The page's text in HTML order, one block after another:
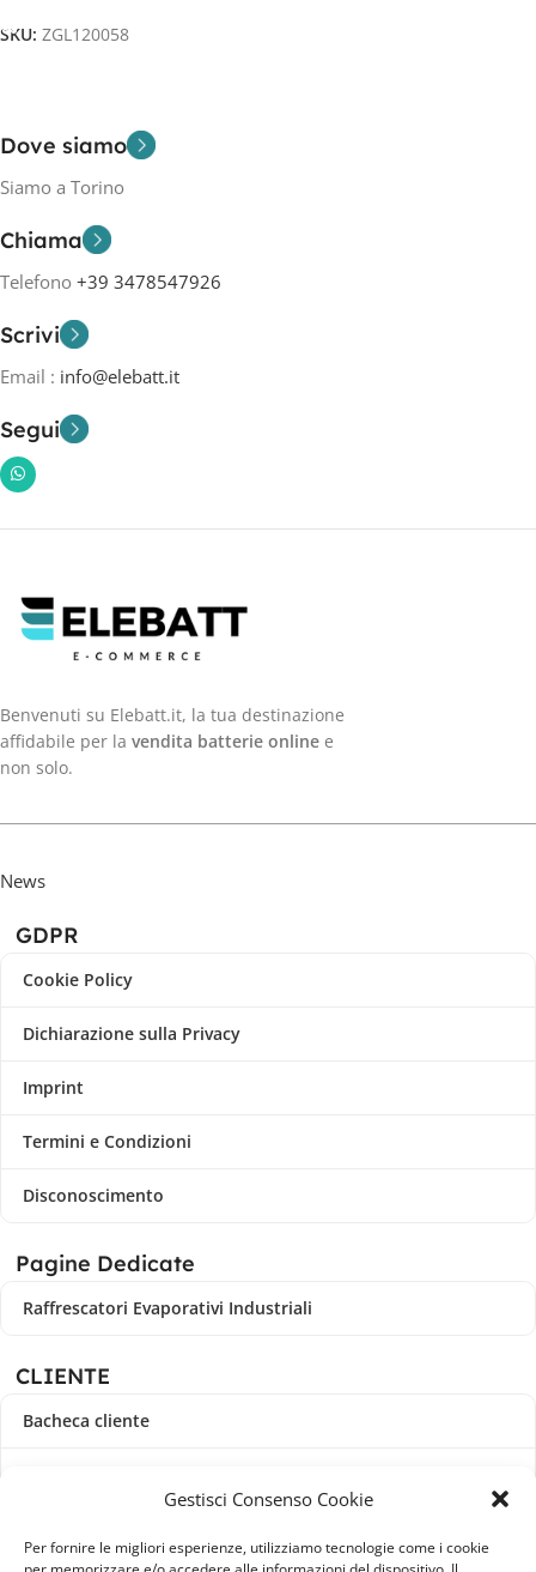
Gestisci Consenso Cookie
Per fornire le migliori esperienze, utilizziamo tecnologie come i cookie
SKU: ZGL120058
Dove siamo
Siamo a Torino
Chiama
Telefono +39 3478547926
Scrivi
Email : info@elebatt.it
Segui
Benvenuti su Elebatt.it, la tua destinazione
affidabile per la vendita batterie online e
non solo.
News
GDPR
Cookie Policy
Dichiarazione sulla Privacy
Imprint
Termini e Condizioni
Disconoscimento
Pagine Dedicate
Raffrescatori Evaporativi Industriali
CLIENTE
Bacheca cliente